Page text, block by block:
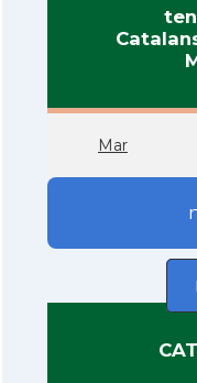
Mar